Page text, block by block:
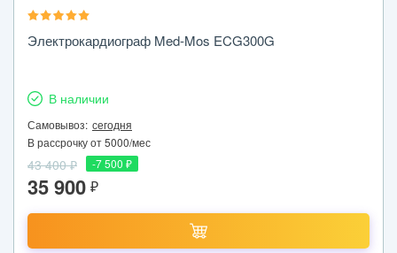
Электрокардиограф Med-Mos ECG300G
В наличии
Самовывоз: сегодня
В рассрочку от 5000/мес
43 400 ₽ -7 500 ₽
35 900 ₽